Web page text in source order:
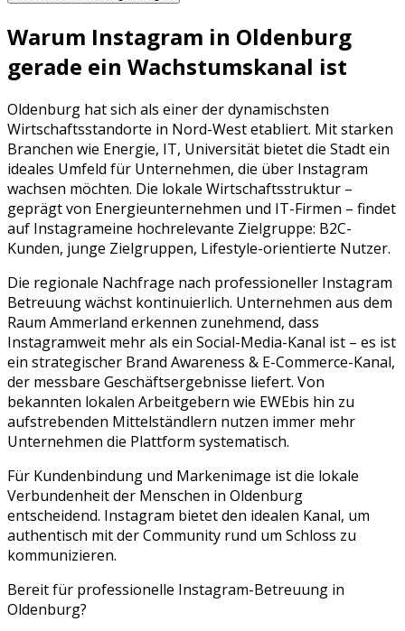
Warum Instagram in Oldenburg
gerade ein Wachstumskanal ist
Oldenburg hat sich als einer der dynamischsten
Wirtschaftsstandorte in Nord-Westetabliert. Mit starken
Branchen wie Energie, IT, Universität bietet die Stadt ein
ideales Umfeld für Unternehmen, die über Instagram
wachsen möchten. Die lokale Wirtschaftsstruktur –
geprägt von Energieunternehmen und IT-Firmen – findet
auf Instagrameine hochrelevante Zielgruppe: B2C-
Kunden, junge Zielgruppen, Lifestyle-orientierte Nutzer.
Die regionale Nachfrage nach professioneller Instagram
Betreuungwächst kontinuierlich. Unternehmen aus dem
Raum Ammerland erkennen zunehmend, dass
Instagramweit mehr als ein Social-Media-Kanal ist – es ist
ein strategischer Brand Awareness & E-Commerce-Kanal,
der messbare Geschäftsergebnisse liefert. Von
bekannten lokalen Arbeitgebern wie EWEbis hin zu
aufstrebenden Mittelständlern nutzen immer mehr
Unternehmen die Plattform systematisch.
Für Kundenbindung und Markenimage ist die lokale
Verbundenheit der Menschen in Oldenburg
entscheidend. Instagram bietet den idealen Kanal, um
authentisch mit der Community rund um Schloss zu
kommunizieren.
Bereit für professionelle Instagram-Betreuung in
Oldenburg?